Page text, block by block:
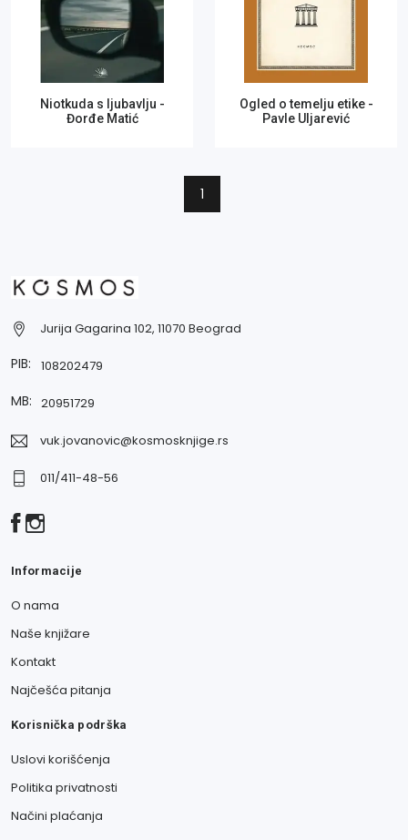
Niotkuda s ljubavlju -
Đorđe Matić
Ogled o temelju etike -
Pavle Uljarević
1
Jurija Gagarina 102, 11070 Beograd
PIB: 108202479
MB: 20951729
vuk.jovanovic@kosmosknjige.rs
011/411-48-56
Informacije
O nama
Naše knjižare
Kontakt
Najčešća pitanja
Korisnička podrška
Uslovi korišćenja
Politika privatnosti
Načini plaćanja